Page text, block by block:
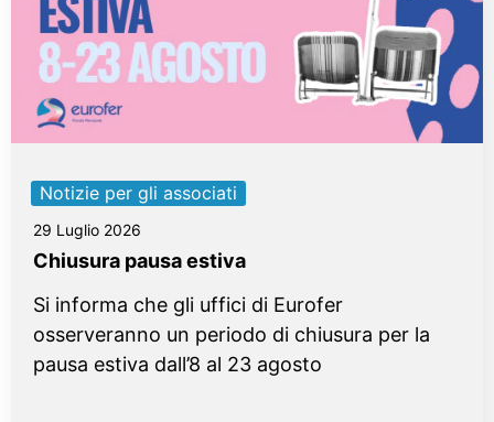
Notizie per gli associati
29 Luglio 2026
Chiusura pausa estiva
Si informa che gli uffici di Eurofer
osserveranno un periodo di chiusura per la
pausa estiva dall’8 al 23 agosto